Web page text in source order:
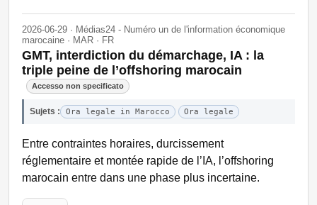
2026-06-29 · Médias24 - Numéro un de l'information économique
marocaine · MAR · FR
GMT, interdiction du démarchage, IA : la
triple peine de l’offshoring marocain
Accesso non specificato
Sujets : Ora legale in Marocco Ora legale
Entre contraintes horaires, durcissement
réglementaire et montée rapide de l’IA, l’offshoring
marocain entre dans une phase plus incertaine.